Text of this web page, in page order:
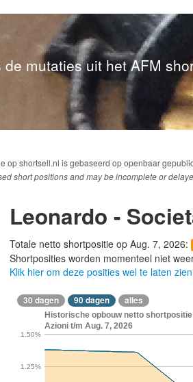
de mutaties uit het AFM
op shortsell.nl is gebaseerd op openbaar
short positions and may be incomplete or
Leonardo -
Totale netto shortpositie op Aug. 7, 2026:
Shortposities worden momenteel niet
Klik hier om deze posities wel te laten zien
30 dagen 90 dagen alles
Historische opbouw netto
Azioni t/m Aug. 7, 2026
1.25%
1.50%